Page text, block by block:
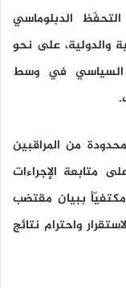
التحفّظ الدبلوماسي
والدولية، على نحوٍ
السياسي في وسط
من المراقبين
على متابعة الإجراءات
ببيان مقتضب
واحترام نتائج